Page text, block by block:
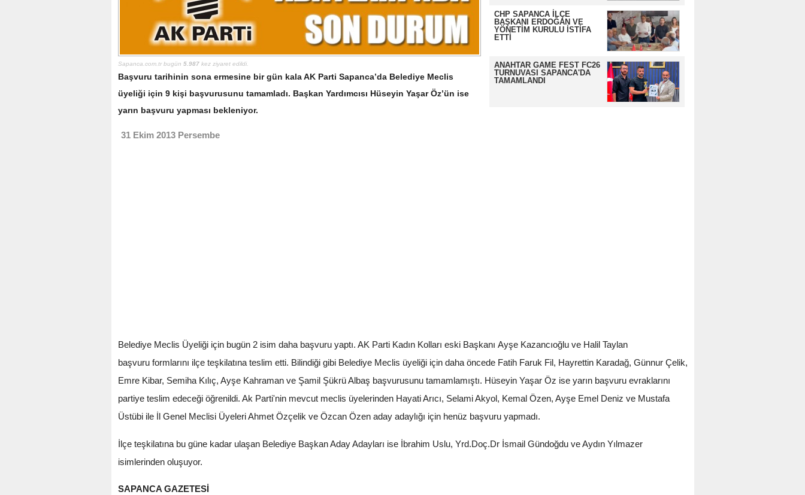
CHP SAPANCA İLÇE
BAŞKANI ERDOĞAN VE
YÖNETİM KURULU İSTİFA
ETTİ
ANAHTAR GAME FEST FC26
TURNUVASI SAPANCA'DA
TAMAMLANDI
Sapanca.com.tr bugün 5.987kez ziyaret edildi.
Başvuru tarihinin sona ermesine bir gün kala AK Parti Sapanca’da Belediye Meclis
üyeliği için 9 kişi başvurusunu tamamladı. Başkan Yardımcısı Hüseyin Yaşar Öz’ün ise
yarın başvuru yapması bekleniyor.
31 Ekim 2013 Persembe
Belediye Meclis Üyeliği için bugün 2 isim daha başvuru yaptı. AK Parti Kadın Kolları eski Başkanı Ayşe Kazancıoğlu ve Halil Taylan
başvuru formlarını ilçe teşkilatına teslim etti. Bilindiği gibi Belediye Meclis üyeliği için daha öncede Fatih Faruk Fil, Hayrettin Karadağ, Günnur Çelik,
Emre Kibar, Semiha Kılıç, Ayşe Kahraman ve Şamil Şükrü Albaş başvurusunu tamamlamıştı. Hüseyin Yaşar Öz ise yarın başvuru evraklarını
partiye teslim edeceği öğrenildi. Ak Parti'nin mevcut meclis üyelerinden Hayati Arıcı, Selami Akyol, Kemal Özen, Ayşe Emel Deniz ve Mustafa
Üstübi ile İl Genel Meclisi Üyeleri Ahmet Özçelik ve Özcan Özen aday adaylığı için henüz başvuru yapmadı.
İlçe teşkilatına bu güne kadar ulaşan Belediye Başkan Aday Adayları ise İbrahim Uslu, Yrd.Doç.Dr İsmail Gündoğdu ve Aydın Yılmazer
isimlerinden oluşuyor.
SAPANCA GAZETESİ